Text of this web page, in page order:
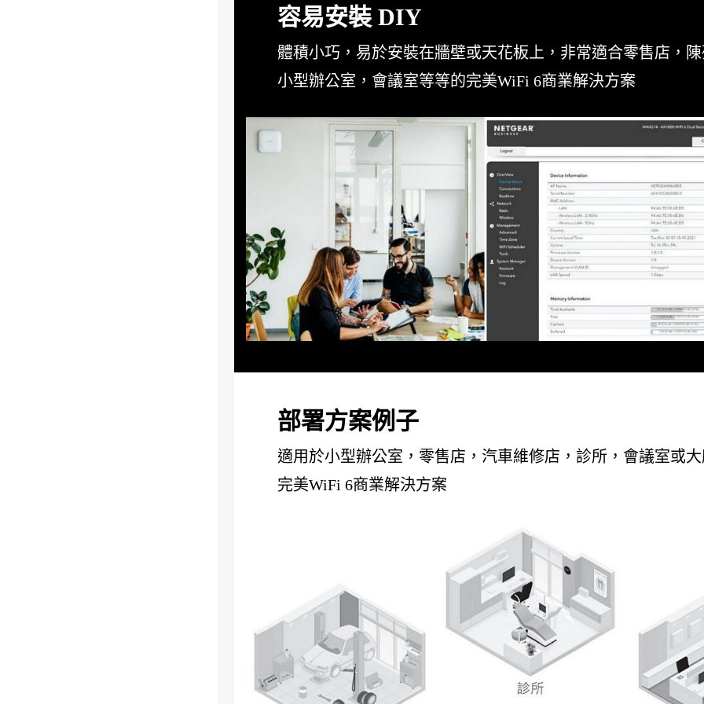
容易安裝 DIY
體積小巧，易於安裝在牆壁或天花板上，非常適合零售店，
小型辦公室，會議室等等的完美WiFi 6商業解決方案
部署方案例子
適用於小型辦公室，零售店，汽車維修店，診所，會議室或
完美WiFi 6商業解決方案